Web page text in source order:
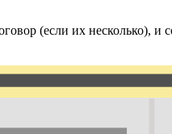
(если их несколько), и